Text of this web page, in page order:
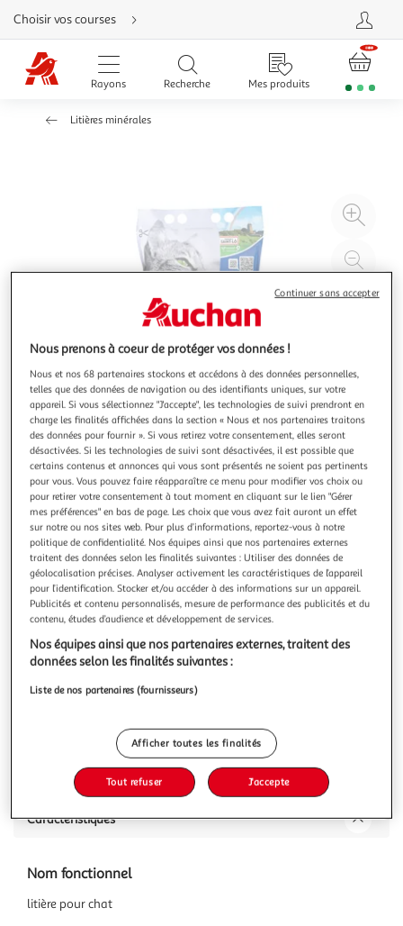
Aller
directement
au
contenu
Aller
directement
Aller
Choisir vos courses
Rayons Recherche Mes produits
Litières minérales
à
4.5 (82)
TRANQUILLE
Cristale Litière gel de silice au charbon actif pour chat
Litière Cristaux de silice longue durée, enrichie en charbon
actif pour une meilleure efficacité anti-odeurs
En savoir +
Vous voulez connaître le prix de ce produit ?
Description
Caractéristiques
Nom fonctionnel
litière pour chat
Nous prenons à coeur de protéger vos données !
Nous et nos 68 partenaires stockons et accédons à des données personnelles,
telles que des données de navigation ou des identifiants uniques, sur votre
appareil. Si vous sélectionnez "J'accepte", les technologies de suivi prendront en
charge les finalités affichées dans la section « Nous et nos partenaires traitons
des données pour fournir ». Si vous retirez votre consentement, elles seront
désactivées. Si les technologies de suivi sont désactivées, il est possible que
certains contenus et annonces qui vous sont présentés ne soient pas pertinents
pour vous. Vous pouvez faire réapparaître ce menu pour modifier vos choix ou
pour retirer votre consentement à tout moment en cliquant sur le lien "Gérer
mes préférences" en bas de page. Les choix que vous avez fait auront un effet
sur notre ou nos sites web. Pour plus d’informations, reportez-vous à notre
politique de confidentialité. Nos équipes ainsi que nos partenaires externes
traitent des données selon les finalités suivantes : Utiliser des données de
géolocalisation précises. Analyser activement les caractéristiques de l’appareil
pour l’identification. Stocker et/ou accéder à des informations sur un appareil.
Publicités et contenu personnalisés, mesure de performance des publicités et du
contenu, études d’audience et développement de services.
Nos équipes ainsi que nos partenaires externes, traitent des
données selon les finalités suivantes :
Liste de nos partenaires (fournisseurs)
Afficher toutes les finalités
Tout refuser J'accepte
Continuer sans accepter